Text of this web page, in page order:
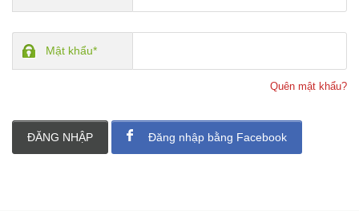
Mật khẩu*
Quên mật khẩu?
ĐĂNG NHẬP Đăng nhập bằng Facebook